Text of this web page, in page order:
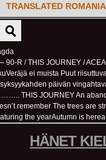
TRANSLATED- 90-R /
R / THIS JOURNEY /
ei muista Puut
päivän
THIS JOURNEY An
remember The trees are
the yearAutumn is
HÄNET